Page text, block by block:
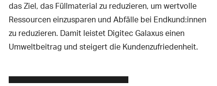
das Ziel, das Füllmaterial zu reduzieren, um wertvolle
Ressourcen einzusparen und Abfälle bei Endkund:innen
zu reduzieren. Damit leistet Digitec Galaxus einen
Umweltbeitrag und steigert die Kundenzufriedenheit.